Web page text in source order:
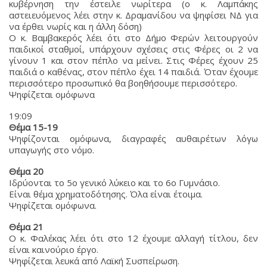
κυβέρνηση την έστειλε νωρίτερα (ο κ. Λαμπάκης
αστειευόμενος λέει στην κ. Δραμανίδου να ψηφίσει ΝΔ για
να έρθει νωρίς και η άλλη δόση)
Ο κ. Βαμβακερός λέει ότι στο Δήμο Φερών λειτουργούν
παιδικοί σταθμοί, υπάρχουν σχέσεις στις Φέρες οι 2 να
γίνουν 1 και στον πέπλο να μείνει. Στις Φέρες έχουν 25
παιδιά ο καθένας, στον πέπλο έχει 14 παιδιά. Όταν έχουμε
περισσότερο προσωπικό θα βοηθήσουμε περισσότερο.
Ψηφίζεται ομόφωνα
19:09
Θέμα 15-19
Ψηφίζονται ομόφωνα, διαγραφές αυθαιρέτων λόγω
υπαγωγής στο νόμο.
Θέμα 20
Ιδρύονται το 5ο γενικό λύκειο και το 6ο Γυμνάσιο.
Είναι θέμα χρηματοδότησης. Όλα είναι έτοιμα.
Ψηφίζεται ομόφωνα.
Θέμα 21
Ο κ. Φαλέκας λέει ότι στο 12 έχουμε αλλαγή τίτλου, δεν
είναι καινούριο έργο.
Ψηφίζεται λευκά από Λαϊκή Συσπείρωση.